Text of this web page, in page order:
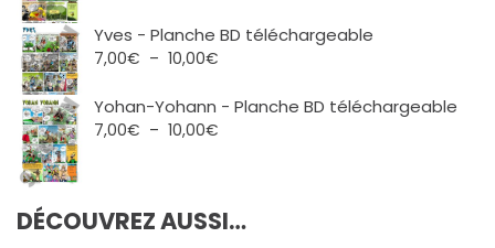
10,00€
prix :
10,00€
Yves - Planche BD téléchargeable
7,00€ – 10,00€
prix :
Yohan-Yohann - Planche BD téléchargeable
7,00€ – 10,00€
à
DÉCOUVREZ AUSSI…